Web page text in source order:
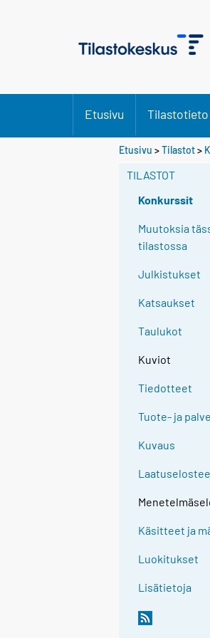
Etusivu Tilastotieto
Etusivu >Tilastot>
TILASTOT
Konkurssit
Muutoksia
tilastossa
Julkistukset
Katsaukset
Taulukot
Kuviot
Tiedotteet
Tuote- ja
Kuvaus
Käsitteet ja
Luokitukset
Lisätietoja